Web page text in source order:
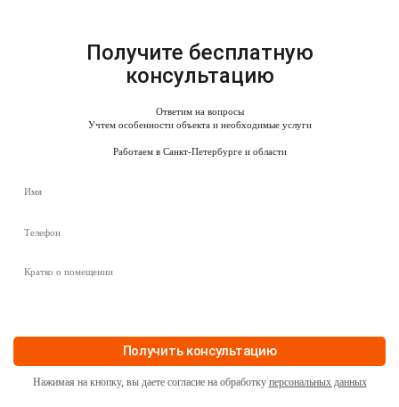
Получите бесплатную
консультацию
Ответим на вопросы
Учтем особенности объекта и необходимые услуги
Работаем в Санкт-Петербурге и области
Нажимая на кнопку, вы даете согласие на обработку персональных данных